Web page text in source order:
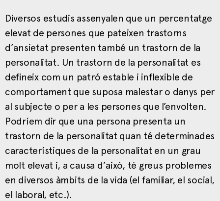
Diversos estudis assenyalen que un percentatge
elevat de persones que pateixen trastorns
d’ansietat presenten també un trastorn de la
personalitat. Un trastorn de la personalitat es
defineix com un patró estable i inflexible de
comportament que suposa malestar o danys per
al subjecte o per a les persones que l’envolten.
Podríem dir que una persona presenta un
trastorn de la personalitat quan té determinades
característiques de la personalitat en un grau
molt elevat i, a causa d’això, té greus problemes
en diversos àmbits de la vida (el familiar, el social,
el laboral, etc.).